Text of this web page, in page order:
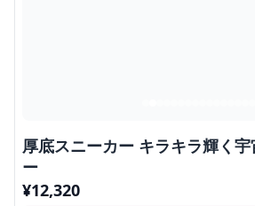
厚底スニーカー キラキラ輝く
ー
¥12,320